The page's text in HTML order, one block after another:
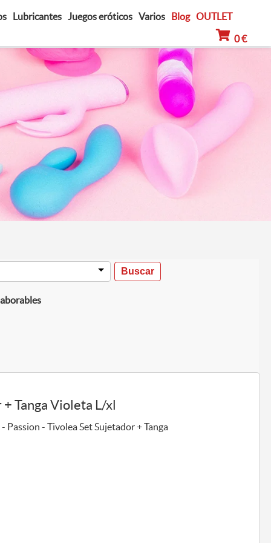
Lubricantes Juegos eróticos Varios Blog OUTLET
0 €
Tanga Violeta L/xl
- Passion - Tivolea Set Sujetador + Tanga